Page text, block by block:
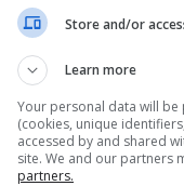
a
din funcție
Florin Cîțu i-a înaintat
aprilie, președintelui
de
din funcția…
Store and/or
Learn more
Your personal data will
(cookies, unique
accessed by and shared
site. We and our partners
partners.